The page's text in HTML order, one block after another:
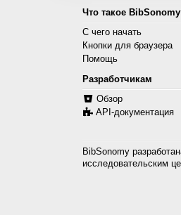
Что такое
С чего начать
Кнопки для браузера
Помощь
Разработчикам
Обзор
API-документация
BibSonomy
исследовательским